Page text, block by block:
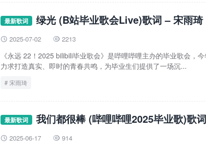
最新歌词 绿光 (B站毕业歌会Live)歌词 – 宋雨琦
 2025-07-02  2213
《永远 22！2025 bilibili毕业歌会》是哔哩哔哩主办的毕业歌会，
力求打造真实、即时的青春共鸣，为毕业生们提供了一场沉...
宋雨琦
最新歌词 我们都很棒 (哔哩哔哩2025毕业歌)歌
 2025-06-17  914